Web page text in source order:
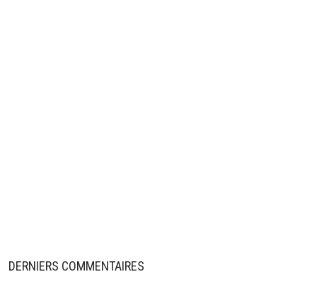
DERNIERS COMMENTAIRES